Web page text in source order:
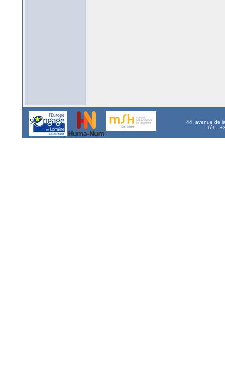
44, avenue de
Tél. :